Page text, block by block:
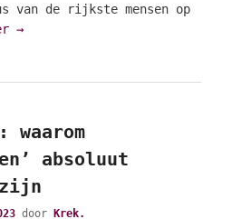
van de rijkste mensen op
→
waarom
absoluut
door Krek.